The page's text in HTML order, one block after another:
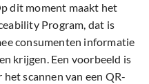
dit moment maakt het
Program, dat is
consumenten informatie
krijgen. Een voorbeeld is
het scannen van een QR-